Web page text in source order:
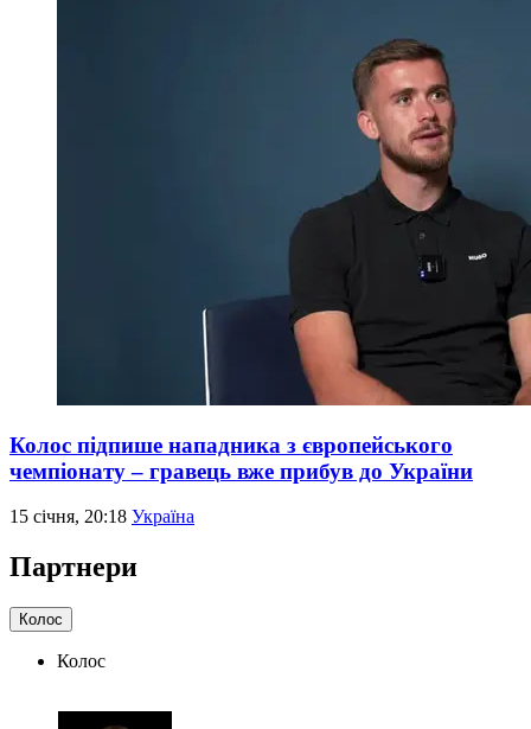
Колос підпише нападника з європейського
чемпіонату – гравець вже прибув до України
15 січня, 20:18 Україна
Партнери
Колос
Колос